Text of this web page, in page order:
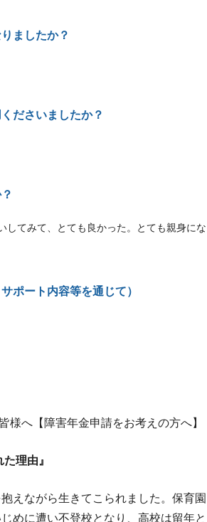
ましたか？
ださいましたか？
してみて、とても良かった。とても親身にな
ポート内容等を通じて）
様へ【障害年金申請をお考えの方へ】
理由』
えながら生きてこられました。保育園
めに遭い不登校となり、高校は留年と